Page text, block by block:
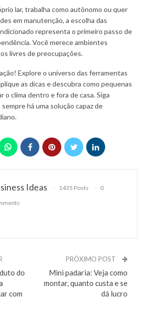
lar, trabalha como autônomo ou quer
em manutenção, a escolha das
representa o primeiro passo de
Você merece ambientes
livres de preocupações.
Explore o universo das ferramentas
as dicas e descubra como pequenas
o clima dentro e fora de casa. Siga
há uma solução capaz de
Ideas 1435 Posts
0
do
com
PRÓXIMO POST
Mini padaria: Veja como
montar, quanto custa e se
dá lucro